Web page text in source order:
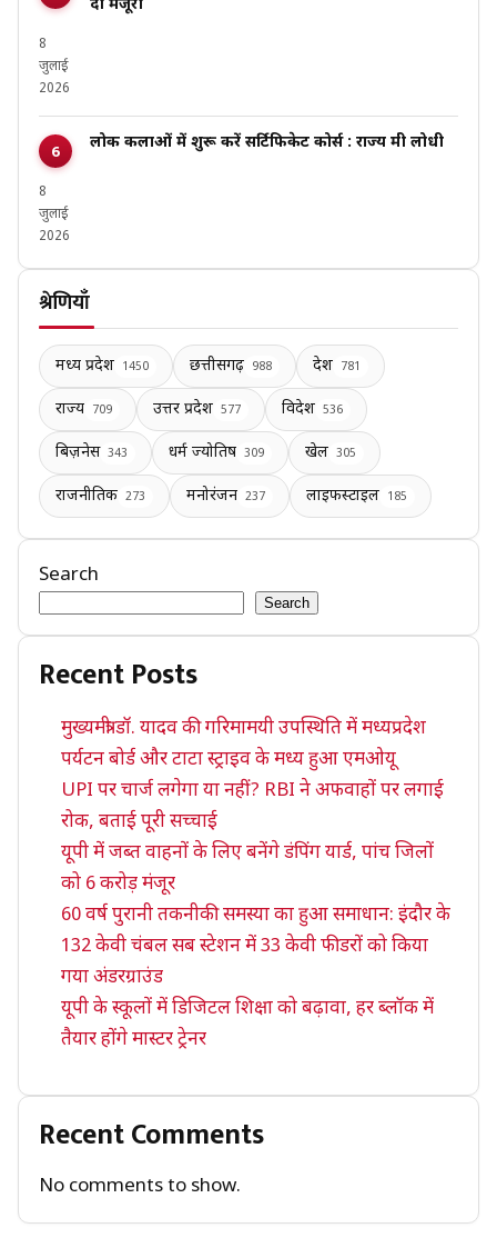
दी मंजूरी
8
जुलाई
2026
लोक कलाओं में शुरू करें सर्टिफिकेट कोर्स : राज्य मंत्री लोधी
8
जुलाई
2026
श्रेणियाँ
मध्य प्रदेश 1450 छत्तीसगढ़ 988 देश 781
राज्य 709 उत्तर प्रदेश 577 विदेश 536
बिज़नेस 343 धर्म ज्योतिष 309 खेल 305
राजनीतिक 273 मनोरंजन 237 लाइफस्टाइल 185
Search
Search
Recent Posts
मुख्यमंत्री डॉ. यादव की गरिमामयी उपस्थिति में मध्यप्रदेश
पर्यटन बोर्ड और टाटा स्ट्राइव के मध्य हुआ एमओयू
UPI पर चार्ज लगेगा या नहीं? RBI ने अफवाहों पर लगाई
रोक, बताई पूरी सच्चाई
यूपी में जब्त वाहनों के लिए बनेंगे डंपिंग यार्ड, पांच जिलों
को 6 करोड़ मंजूर
60 वर्ष पुरानी तकनीकी समस्या का हुआ समाधान: इंदौर के
132 केवी चंबल सब स्टेशन में 33 केवी फीडरों को किया
गया अंडरग्राउंड
यूपी के स्कूलों में डिजिटल शिक्षा को बढ़ावा, हर ब्लॉक में
तैयार होंगे मास्टर ट्रेनर
Recent Comments
No comments to show.